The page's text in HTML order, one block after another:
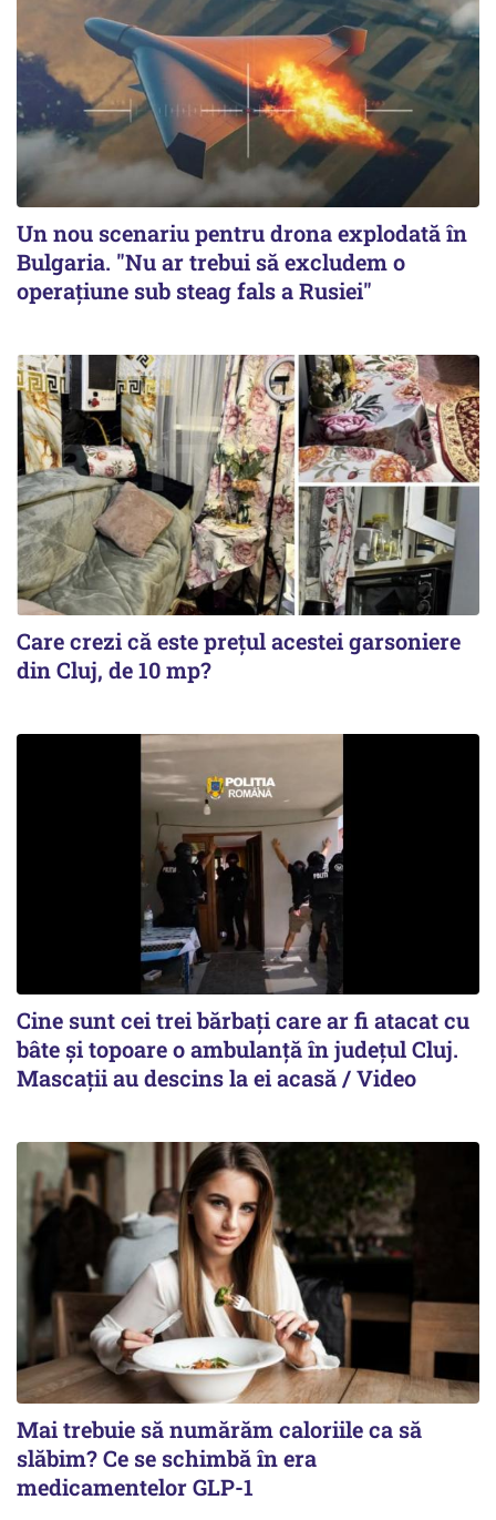
Un nou scenariu pentru drona explodată în
Bulgaria. "Nu ar trebui să excludem o
operațiune sub steag fals a Rusiei"
Care crezi că este prețul acestei garsoniere
din Cluj, de 10 mp?
Cine sunt cei trei bărbați care ar fi atacat cu
bâte și topoare o ambulanță în județul Cluj.
Mascații au descins la ei acasă / Video
Mai trebuie să numărăm caloriile ca să
slăbim? Ce se schimbă în era
medicamentelor GLP-1